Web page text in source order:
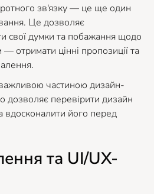
зв'язку — це ще один
Це дозволяє
свої думки та побажання щодо
отримати цінні пропозиції та
частиною дизайн-
дозволяє перевірити дизайн
вдосконалити його перед
та UI/UX-